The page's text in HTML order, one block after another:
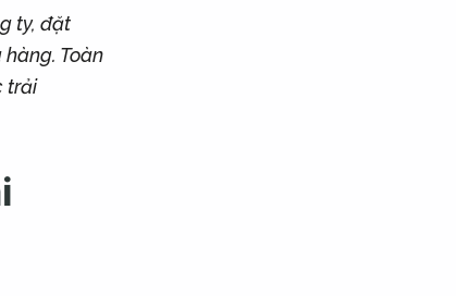
ty, đặt
Toàn
trải